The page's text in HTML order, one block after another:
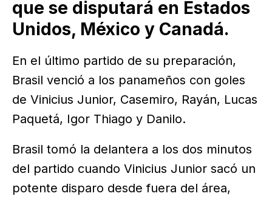
que se disputará en Estados
Unidos, México y Canadá.
En el último partido de su preparación,
Brasil venció a los panameños con goles
de Vinicius Junior, Casemiro, Rayán, Lucas
Paquetá, Igor Thiago y Danilo.
Brasil tomó la delantera a los dos minutos
del partido cuando Vinicius Junior sacó un
potente disparo desde fuera del área,